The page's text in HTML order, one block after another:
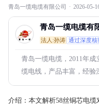
青岛一缆电缆有限公司 · 2026-05-
青岛一缆电缆有
法人:孙涛 通过深度核
青岛一缆电缆，2011年
缆电线，产品丰富，经验
介绍： 本文解析58丝铜芯电